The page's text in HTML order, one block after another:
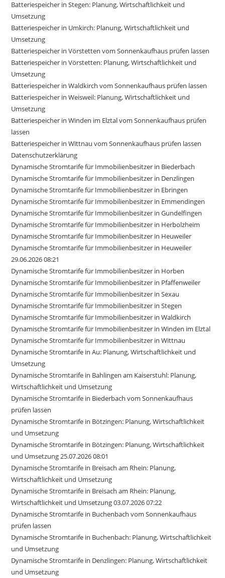
Batteriespeicher in Stegen: Planung, Wirtschaftlichkeit und
Umsetzung
Batteriespeicher in Umkirch: Planung, Wirtschaftlichkeit und
Umsetzung
Batteriespeicher in Vörstetten vom Sonnenkaufhaus prüfen lassen
Batteriespeicher in Vörstetten: Planung, Wirtschaftlichkeit und
Umsetzung
Batteriespeicher in Waldkirch vom Sonnenkaufhaus prüfen lassen
Batteriespeicher in Weisweil: Planung, Wirtschaftlichkeit und
Umsetzung
Batteriespeicher in Winden im Elztal vom Sonnenkaufhaus prüfen
lassen
Batteriespeicher in Wittnau vom Sonnenkaufhaus prüfen lassen
Datenschutzerklärung
Dynamische Stromtarife für Immobilienbesitzer in Biederbach
Dynamische Stromtarife für Immobilienbesitzer in Denzlingen
Dynamische Stromtarife für Immobilienbesitzer in Ebringen
Dynamische Stromtarife für Immobilienbesitzer in Emmendingen
Dynamische Stromtarife für Immobilienbesitzer in Gundelfingen
Dynamische Stromtarife für Immobilienbesitzer in Herbolzheim
Dynamische Stromtarife für Immobilienbesitzer in Heuweiler
Dynamische Stromtarife für Immobilienbesitzer in Heuweiler
29.06.2026 08:21
Dynamische Stromtarife für Immobilienbesitzer in Horben
Dynamische Stromtarife für Immobilienbesitzer in Pfaffenweiler
Dynamische Stromtarife für Immobilienbesitzer in Sexau
Dynamische Stromtarife für Immobilienbesitzer in Stegen
Dynamische Stromtarife für Immobilienbesitzer in Waldkirch
Dynamische Stromtarife für Immobilienbesitzer in Winden im Elztal
Dynamische Stromtarife für Immobilienbesitzer in Wittnau
Dynamische Stromtarife in Au: Planung, Wirtschaftlichkeit und
Umsetzung
Dynamische Stromtarife in Bahlingen am Kaiserstuhl: Planung,
Wirtschaftlichkeit und Umsetzung
Dynamische Stromtarife in Biederbach vom Sonnenkaufhaus
prüfen lassen
Dynamische Stromtarife in Bötzingen: Planung, Wirtschaftlichkeit
und Umsetzung
Dynamische Stromtarife in Bötzingen: Planung, Wirtschaftlichkeit
und Umsetzung 25.07.2026 08:01
Dynamische Stromtarife in Breisach am Rhein: Planung,
Wirtschaftlichkeit und Umsetzung
Dynamische Stromtarife in Breisach am Rhein: Planung,
Wirtschaftlichkeit und Umsetzung 03.07.2026 07:22
Dynamische Stromtarife in Buchenbach vom Sonnenkaufhaus
prüfen lassen
Dynamische Stromtarife in Buchenbach: Planung, Wirtschaftlichkeit
und Umsetzung
Dynamische Stromtarife in Denzlingen: Planung, Wirtschaftlichkeit
und Umsetzung